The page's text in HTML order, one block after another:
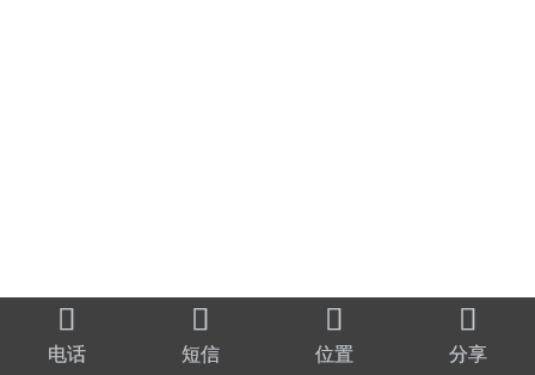

电话

短信

位置

分享